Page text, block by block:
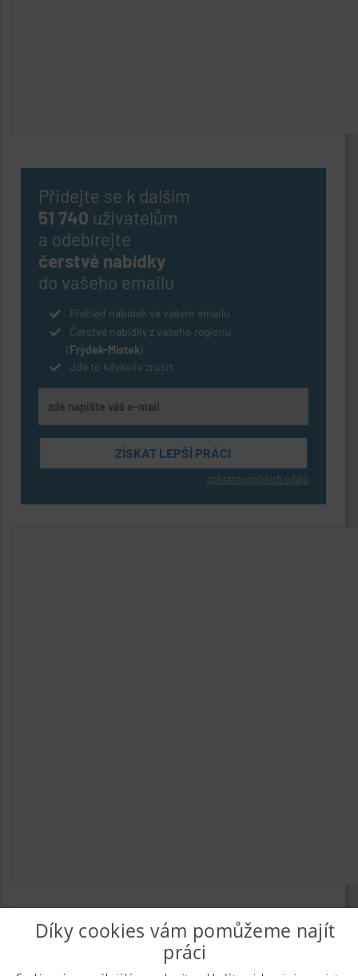
Přidejte se k dalším
51 740 uživatelům
a odebírejte
čerstvé nabídky
do vašeho emailu
Přehled nabídek ve vašem emailu
Čerstvé nabídky z vašeho regionu
(Frýdek-Místek)
Jde to kdykoliv zrušit
ochrana osobních údajů
| Nabídka práce - zaměstnání
Informace o webu a kontakt na provozovatele
Díky cookies vám pomůžeme najít
práci